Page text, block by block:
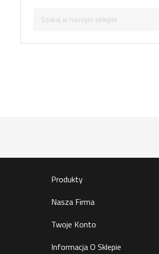
Produkty
Nasza Firma
Twoje Konto
Informacja O Sklepie